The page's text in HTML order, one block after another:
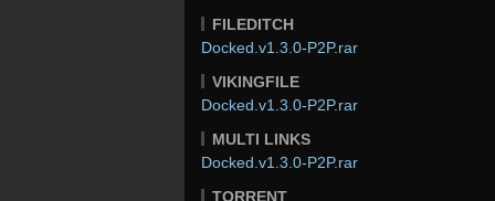
FILEDITCH
Docked.v1.3.0-P2P.rar
VIKINGFILE
Docked.v1.3.0-P2P.rar
MULTI LINKS
Docked.v1.3.0-P2P.rar
TORRENT